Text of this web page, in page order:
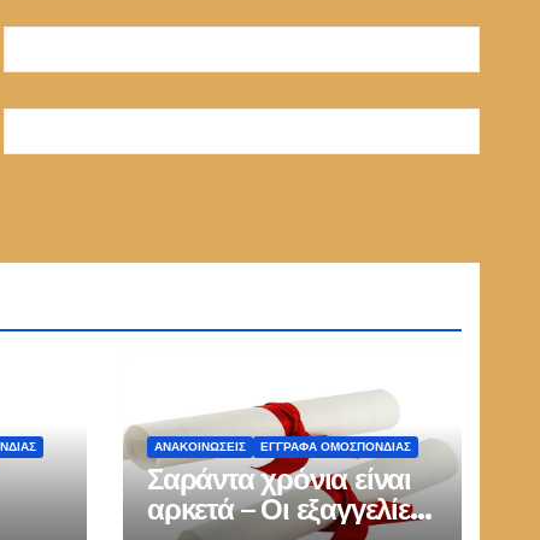
ΑΝΑΚΟΙΝΏΣΕΙΣ ΕΓΓΡΑΦΑ ΟΜΟΣΠΟΝΔΙΑΣ
Σαράντα χρόνια είναι
αρκετά – Οι εξαγγελίες